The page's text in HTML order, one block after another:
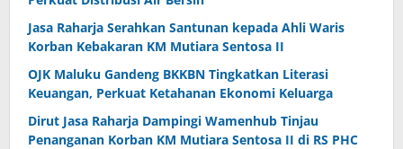
Jasa Raharja Serahkan Santunan kepada Ahli Waris
Korban Kebakaran KM Mutiara Sentosa II
OJK Maluku Gandeng BKKBN Tingkatkan Literasi
Keuangan, Perkuat Ketahanan Ekonomi Keluarga
Dirut Jasa Raharja Dampingi Wamenhub Tinjau
Penanganan Korban KM Mutiara Sentosa II di RS PHC